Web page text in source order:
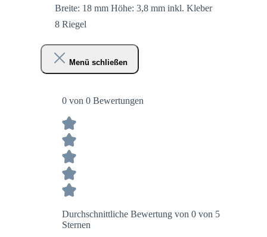
Breite: 18 mm Höhe: 3,8 mm inkl. Kleber
8 Riegel
Menü schließen
0 von 0 Bewertungen
Durchschnittliche Bewertung von 0 von 5
Sternen